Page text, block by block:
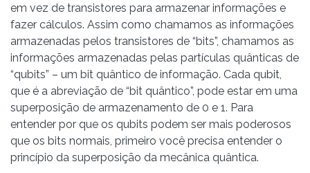
em vez de transistores para armazenar informações e
fazer cálculos. Assim como chamamos as informações
armazenadas pelos transistores de “bits”, chamamos as
informações armazenadas pelas partículas quânticas de
“qubits” – um bit quântico de informação. Cada qubit,
que é a abreviação de “bit quântico”, pode estar em uma
superposição de armazenamento de 0 e 1. Para
entender por que os qubits podem ser mais poderosos
que os bits normais, primeiro você precisa entender o
princípio da superposição da mecânica quântica.